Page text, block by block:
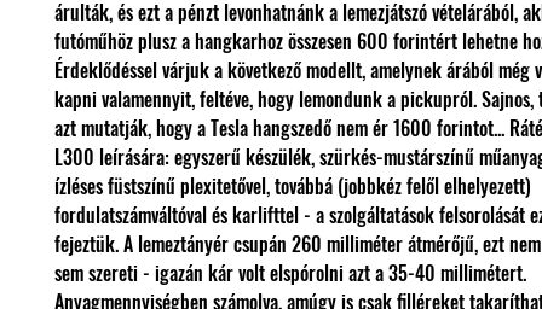
árulták, és ezt a pénzt levonhatnánk a lemezjátszó vételárából,
futóműhöz plusz a hangkarhoz összesen 600 forintért lehetne
Érdeklődéssel várjuk a következő modellt, amelynek árából még
kapni valamennyit, feltéve, hogy lemondunk a pickupról.
azt mutatják, hogy a Tesla hangszedő nem ér 1600 forintot...
L300 leírására: egyszerű készülék, szürkés-mustárszínű
ízléses füstszínű plexitetővel, továbbá (jobbkéz felől elhelyezett)
fordulatszámváltóval és karlifttel - a szolgáltatások felsorolását
fejeztük. A lemeztányér csupán 260 milliméter átmérőjű, ezt
sem szereti - igazán kár volt elspórolni azt a 35-40 millimétert.
Anyagmennyiségben számolva, amúgy is csak filléreket